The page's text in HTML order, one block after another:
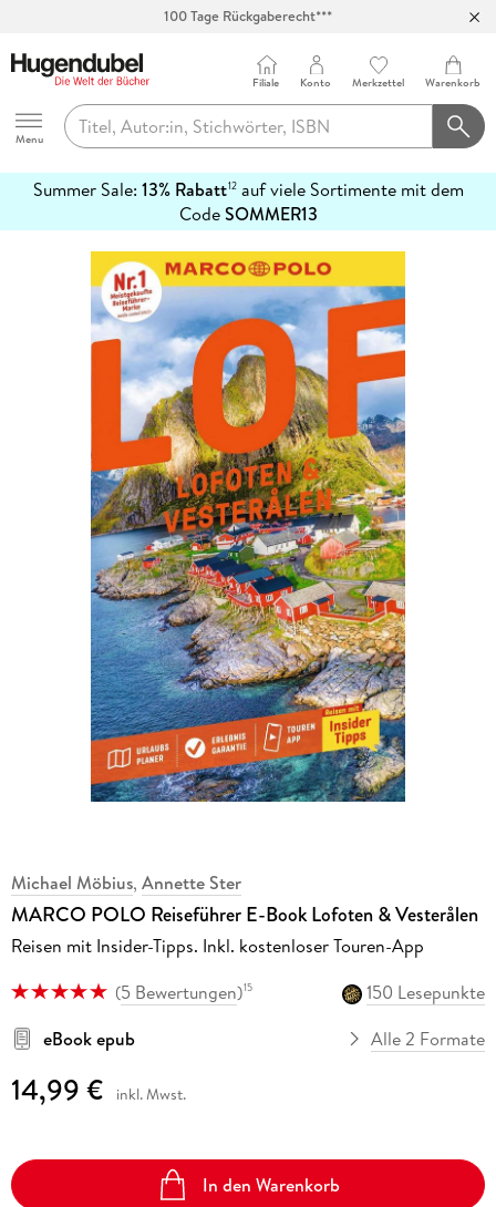
100 Tage Rückgaberecht***
Hugendubel
Menu
Filiale Konto Merkzettel Warenkorb
Summer Sale: 13% Rabatt12auf viele Sortimente mit dem
CodeSOMMER13
erfahren
Michael Möbius, Annette Ster
MARCO POLO Reiseführer E-Book Lofoten & Vesterålen
Reisen mit Insider-Tipps. Inkl. kostenloser Touren-App
(5 Bewertungen)15
150 Lesepunkte
eBook epub
Alle 2 Formate
14,99 € inkl. Mwst.
In den Warenkorb